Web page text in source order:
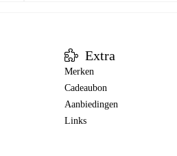
Extra
Merken
Cadeaubon
Aanbiedingen
Links